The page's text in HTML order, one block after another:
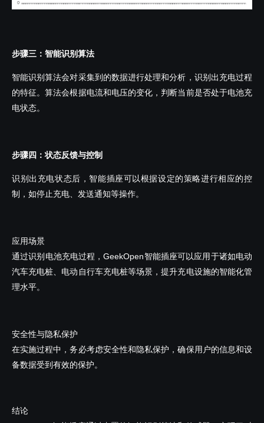
步骤三：智能识别算法
智能识别算法会对采集到的数据进行处理和分析，识别出充电过程
的特征。算法会根据电流和电压的变化，判断当前是否处于电池充
电状态。
步骤四：状态反馈与控制
识别出充电状态后，智能插座可以根据设定的策略进行相应的控
制，如停止充电、发送通知等操作。
应用场景
通过识别电池充电过程，GeekOpen智能插座可以应用于诸如电动
汽车充电桩、电动自行车充电桩等场景，提升充电设施的智能化管
理水平。
安全性与隐私保护
在实施过程中，务必考虑安全性和隐私保护，确保用户的信息和设
备数据受到有效的保护。
结论